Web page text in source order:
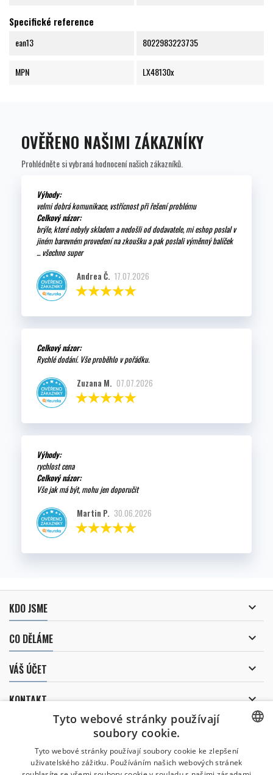
Specifické reference
ean13 8022983223735
MPN LX48130x
OVĚŘENO NAŠIMI ZÁKAZNÍKY
Prohlédněte si vybraná hodnocení našich zákazníků.
Výhody:
velmi dobrá komunikace, vstřícnost při řešení problému
Celkový názor:
brýle, které nebyly skladem a nedošli od dodavatele, mi eshop poslal v
jiném barevném provedení na zkoušku a pak poslali výměnný balíček
... všechno super
Andrea Č. 17.07.2026
Celkový názor:
Rychlé dodání. Vše proběhlo v pořádku.
Zuzana M. 07.07.2026
Výhody:
rychlost cena
Celkový názor:
Vše jak má být, mohu jen doporučit
Martin P. 30.06.2026
KDO JSME 
CO DĚLÁME 
VÁŠ ÚČET 
KONTAKT 
ODBĚR NOVINEK
CZECH
Tyto webové stránky používají
soubory cookie.
Tyto webové stránky používají soubory cookie ke zlepšení
uživatelského zážitku. Používáním našich webových stránek